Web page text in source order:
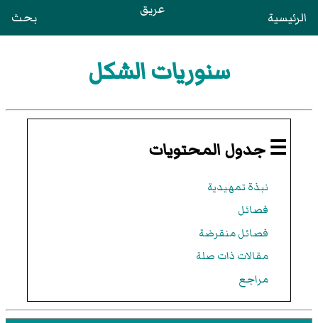
الرئيسية عريق بحث
سنوريات الشكل
☰ جدول المحتويات
نبذة تمهيدية
فصائل
فصائل منقرضة
مقالات ذات صلة
مراجع